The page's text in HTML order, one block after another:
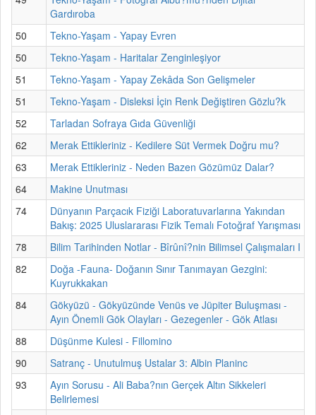
Gardıroba
50
Tekno-Yaşam - Yapay Evren
50
Tekno-Yaşam - Haritalar Zenginleşiyor
51
Tekno-Yaşam - Yapay Zekâda Son Gelişmeler
51
Tekno-Yaşam - Disleksi İçin Renk Değiştiren Gözlu?k
52
Tarladan Sofraya Gıda Güvenliği
62
Merak Ettikleriniz - Kedilere Süt Vermek Doğru mu?
63
Merak Ettikleriniz - Neden Bazen Gözümüz Dalar?
64
Makine Unutması
74
Dünyanın Parçacık Fiziği Laboratuvarlarına Yakından
Bakış: 2025 Uluslararası Fizik Temalı Fotoğraf Yarışması
78
Bilim Tarihinden Notlar - Bîrûnî?nin Bilimsel Çalışmaları I
82
Doğa -Fauna- Doğanın Sınır Tanımayan Gezgini:
Kuyrukkakan
84
Gökyüzü - Gökyüzünde Venüs ve Jüpiter Buluşması -
Ayın Önemli Gök Olayları - Gezegenler - Gök Atlası
88
Düşünme Kulesi - Fillomino
90
Satranç - Unutulmuş Ustalar 3: Albin Planinc
93
Ayın Sorusu - Ali Baba?nın Gerçek Altın Sikkeleri
Belirlemesi